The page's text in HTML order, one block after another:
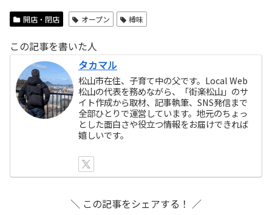
開店・閉店 オープン 樽味
この記事を書いた人
タカマル
松山市在住、子育て中の父です。Local Web
松山の代表を務めながら、「街楽松山」のサ
イト作成から取材、記事執筆、SNS発信まで
全部ひとりで運営しています。地元のちょっ
とした面白さや役立つ情報をお届けできれば
嬉しいです。
＼ この記事をシェアする！ ／